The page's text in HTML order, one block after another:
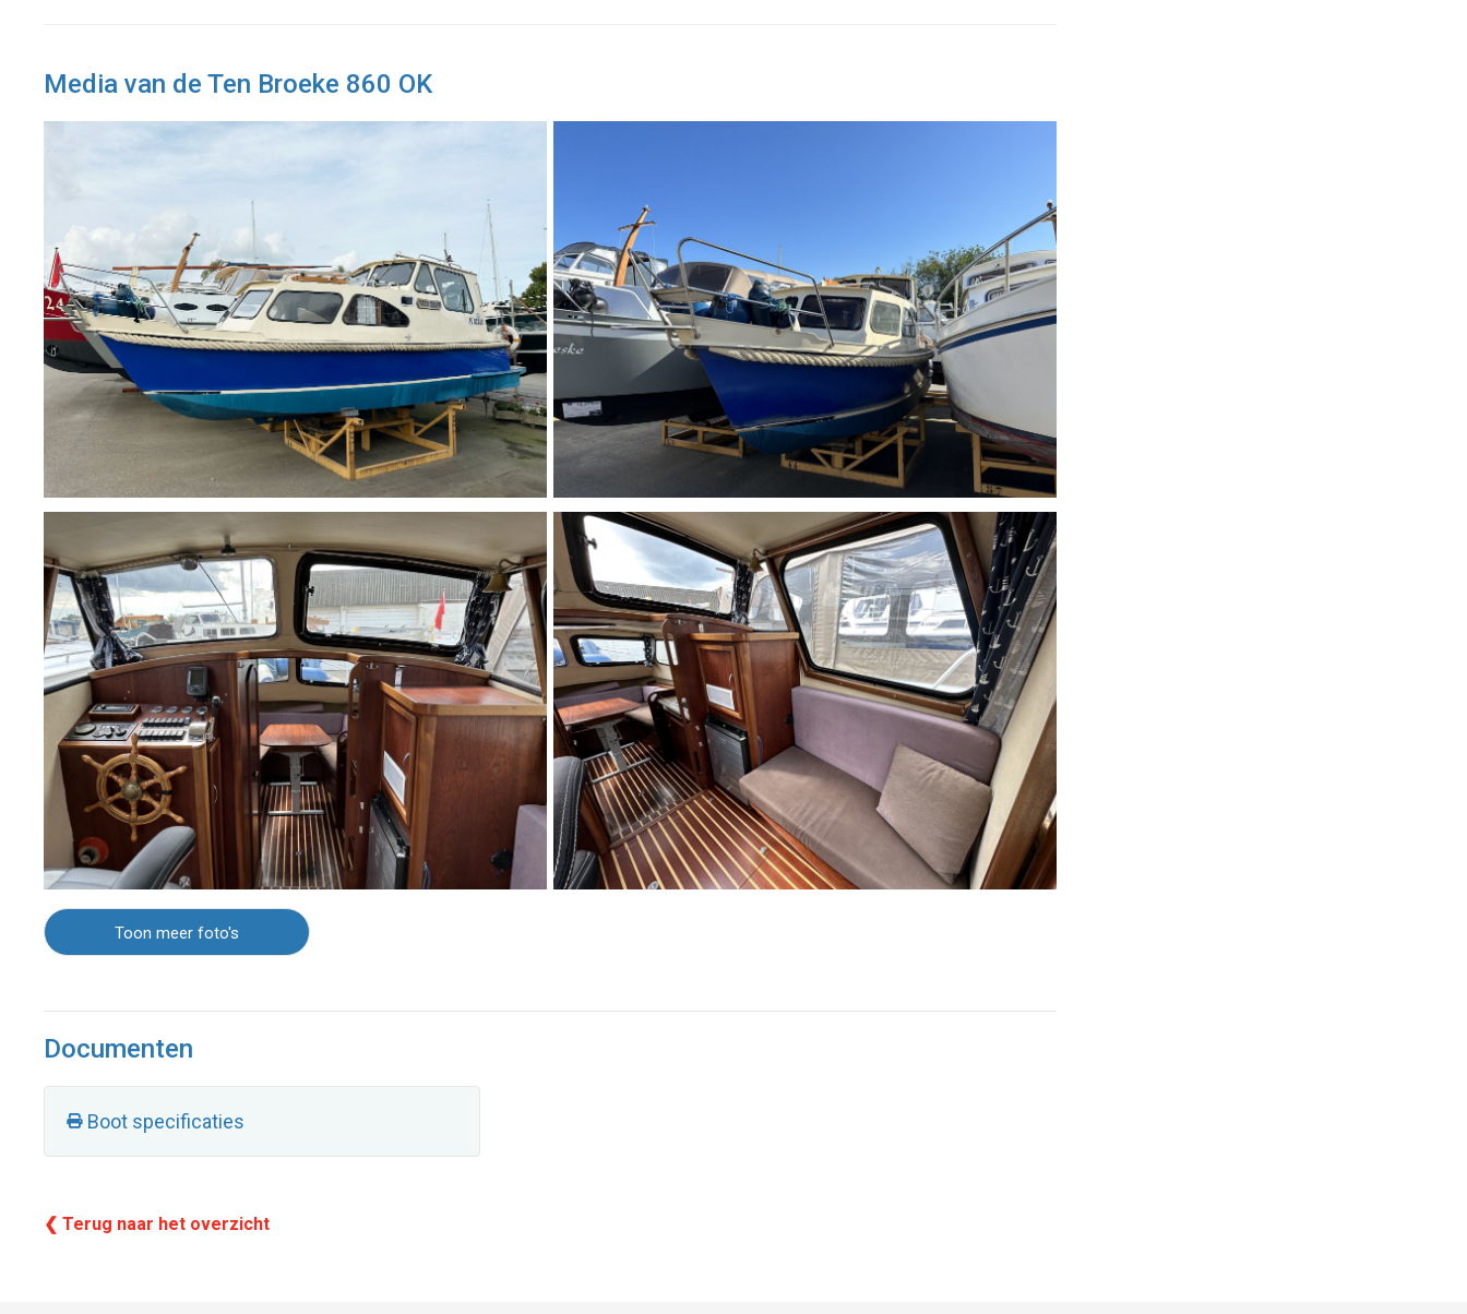
Media van de Ten Broeke 860 OK
Toon meer foto's
Documenten
Boot specificaties
❮ Terug naar het overzicht